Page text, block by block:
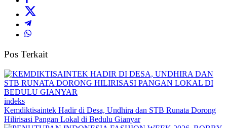
Pos Terkait
indeks
Kemdiktisaintek Hadir di Desa, Undhira dan STB Runata Dorong
Hilirisasi Pangan Lokal di Bedulu Gianyar